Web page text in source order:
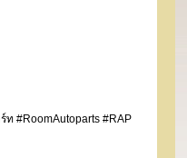
ท #RoomAutoparts #RAP